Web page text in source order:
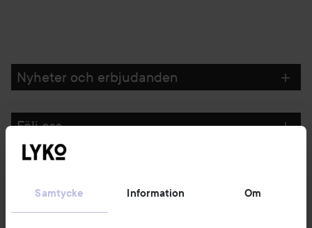
Samtycke Information Om
Nyheter och erbjudanden
Följ oss